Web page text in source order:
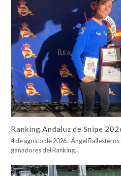
Ranking Andaluz de Snipe
4 de agosto de 2026.- Ángel
ganadores del Ranking…